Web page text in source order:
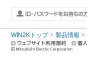
WIN2Kトップ 製品情報